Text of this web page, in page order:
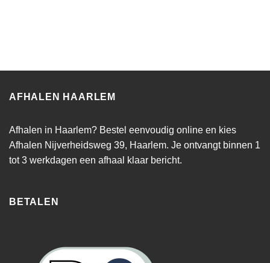
AFHALEN HAARLEM
Afhalen in Haarlem? Bestel eenvoudig online en kies
Afhalen Nijverheidsweg 39, Haarlem. Je ontvangt binnen 1
tot 3 werkdagen een afhaal klaar bericht.
BETALEN